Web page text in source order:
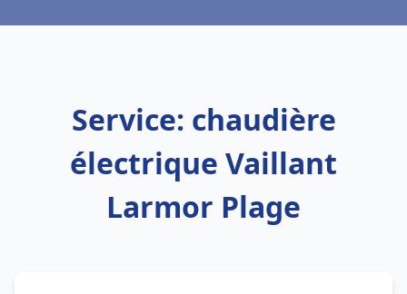
Service: chaudière
électrique Vaillant
Larmor Plage